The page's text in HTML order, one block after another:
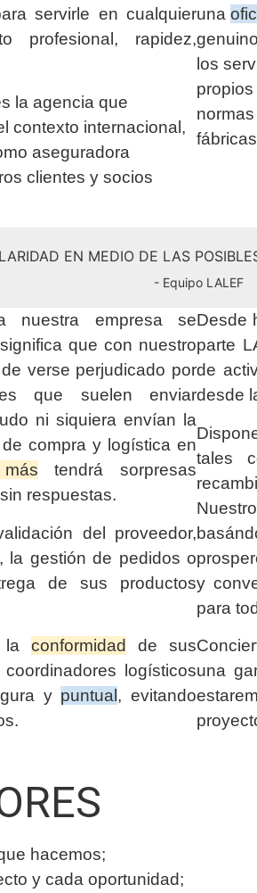
servirle en cualquier
profesional, rapidez,
la agencia que
contexto internacional,
aseguradora
clientes y socios
una
los
EN MEDIO DE LAS
- Equipo LALEF
nuestra empresa se
que con nuestro
verse perjudicado por
que suelen enviar
ni siquiera envían la
compra y logística en
tendrá sorpresas
respuestas.
del proveedor,
la gestión de pedidos o
de sus productos
la conformidad
de sus
logísticos
y puntual , evitando
Desde
parte
de
desde
tales
y
para
una
hacemos;
y cada oportunidad;